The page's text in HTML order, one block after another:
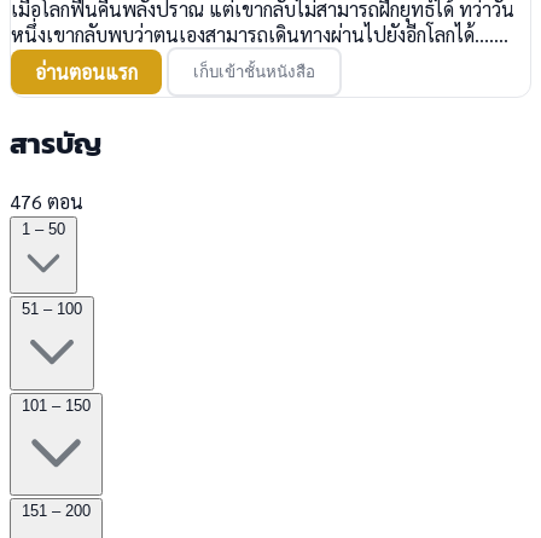
เมื่อโลกฟื้นคืนพลังปราณ แต่เขากลับไม่สามารถฝึกยุทธ์ได้ ทว่าวัน
หนึ่งเขากลับพบว่าตนเองสามารถเดินทางผ่านไปยังอีกโลกได้.......
อ่านตอนแรก
เก็บเข้าชั้นหนังสือ
สารบัญ
476 ตอน
1 – 50
51 – 100
101 – 150
151 – 200